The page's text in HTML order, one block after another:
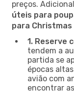
preços.
úteis para
para Christmas
1. Reserve
tendem a
partida se
épocas
avião com
encontrar